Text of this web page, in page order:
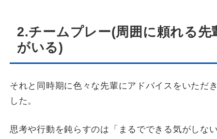
2.チームプレー(周囲に頼れる先
がいる)
それと同時期に色々な先輩にアドバイスをいただ
した。
思考や行動を鈍らすのは「まるでできる気がしな